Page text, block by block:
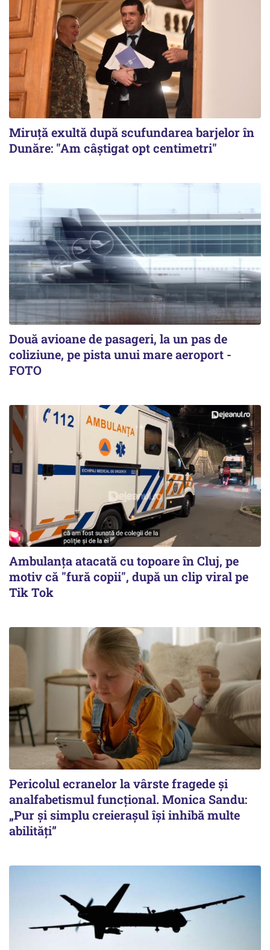
Miruță exultă după scufundarea barjelor în
Dunăre: "Am câștigat opt centimetri"
Două avioane de pasageri, la un pas de
coliziune, pe pista unui mare aeroport -
FOTO
Ambulanța atacată cu topoare în Cluj, pe
motiv că "fură copii", după un clip viral pe
Tik Tok
Pericolul ecranelor la vârste fragede și
analfabetismul funcțional. Monica Sandu:
„Pur și simplu creierașul își inhibă multe
abilități”